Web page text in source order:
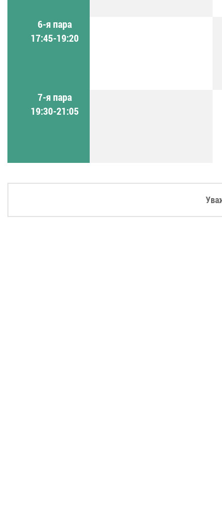
6-я пара
17:45-19:20
7-я пара
19:30-21:05